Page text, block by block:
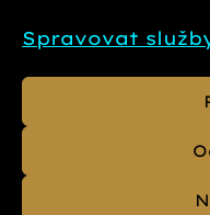
Spravovat
SW